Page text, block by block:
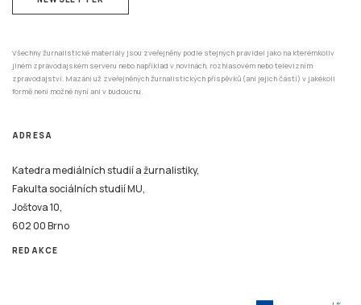
Všechny žurnalistické materiály jsou zveřejněny podle stejných pravidel jako na kterémkoliv
jiném zpravodajském serveru nebo například v novinách, rozhlasovém nebo televizním
zpravodajství. Mazání už zveřejněných žurnalistických příspěvků (ani jejich částí) v jakékoli
formě není možné nyní ani v budoucnu.
ADRESA
Katedra mediálních studií a žurnalistiky,
Fakulta sociálních studií MU,
Joštova 10,
602 00 Brno
REDAKCE